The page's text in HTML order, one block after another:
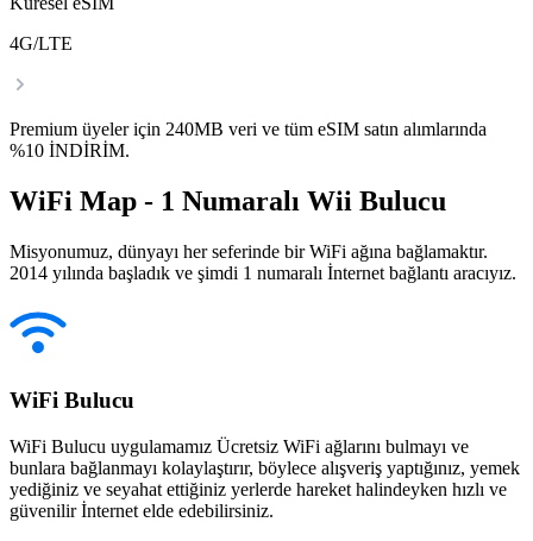
4G/LTE
Premium üyeler için 240MB veri ve tüm eSIM satın alımlarında
%10 İNDİRİM.
WiFi Map - 1 Numaralı Wii Bulucu
Misyonumuz, dünyayı her seferinde bir WiFi ağına bağlamaktır.
2014 yılında başladık ve şimdi 1 numaralı İnternet bağlantı aracıyız.
WiFi Bulucu
WiFi Bulucu uygulamamız Ücretsiz WiFi ağlarını bulmayı ve
bunlara bağlanmayı kolaylaştırır, böylece alışveriş yaptığınız, yemek
yediğiniz ve seyahat ettiğiniz yerlerde hareket halindeyken hızlı ve
güvenilir İnternet elde edebilirsiniz.